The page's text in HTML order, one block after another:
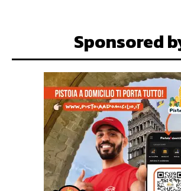
Sponsored